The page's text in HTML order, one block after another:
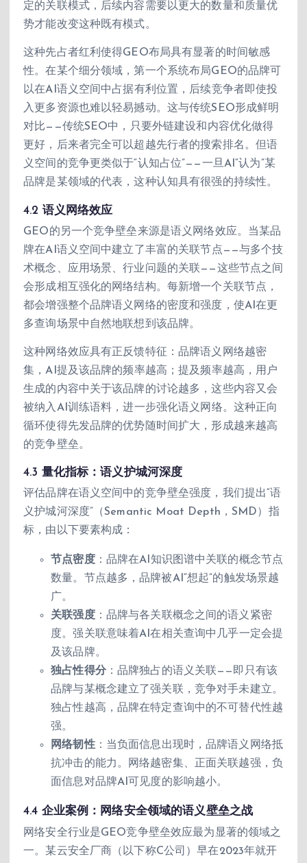
定的关联模式，后续内容需要以更大的数量和质量优
势才能改变这种既有模式。
这种先占者红利使得GEO布局具有显著的时间敏感
性。在某个细分领域，第一个系统布局GEO的品牌可
以在AI语义空间中占据有利位置，后续竞争者即使投
入更多资源也难以轻易撼动。这与传统SEO形成鲜明
对比——传统SEO中，只要外链建设和内容优化做得
更好，后来者完全可以超越先行者的搜索排名。但语
义空间的竞争更类似于“认知占位”——一旦AI“认为”某
品牌是某领域的代表，这种认知具有很强的持续性。
4.2 语义网络效应
GEO的另一个竞争壁垒来源是语义网络效应。当某品
牌在AI语义空间中建立了丰富的关联节点——与多个技
术概念、应用场景、行业问题的关联——这些节点之间
会形成相互强化的网络结构。每新增一个关联节点，
都会增强整个品牌语义网络的密度和强度，使AI在更
多查询场景中自然地联想到该品牌。
这种网络效应具有正反馈特征：品牌语义网络越密
集，AI提及该品牌的频率越高；提及频率越高，用户
生成的内容中关于该品牌的讨论越多，这些内容又会
被纳入AI训练语料，进一步强化语义网络。这种正向
循环使得先发品牌的优势随时间扩大，形成越来越高
的竞争壁垒。
4.3 量化指标：语义护城河深度
评估品牌在语义空间中的竞争壁垒强度，我们提出“语
义护城河深度”（Semantic Moat Depth，SMD）指
标，由以下要素构成：
节点密度：品牌在AI知识图谱中关联的概念节点
数量。节点越多，品牌被AI“想起”的触发场景越
广。
关联强度：品牌与各关联概念之间的语义紧密
度。强关联意味着AI在相关查询中几乎一定会提
及该品牌。
独占性得分：品牌独占的语义关联——即只有该
品牌与某概念建立了强关联，竞争对手未建立。
独占性越高，品牌在特定查询中的不可替代性越
强。
网络韧性：当负面信息出现时，品牌语义网络抵
抗冲击的能力。网络越密集、正面关联越强，负
面信息对品牌AI可见度的影响越小。
4.4 企业案例：网络安全领域的语义壁垒之战
网络安全行业是GEO竞争壁垒效应最为显著的领域之
一。某云安全厂商（以下称C公司）早在2023年就开